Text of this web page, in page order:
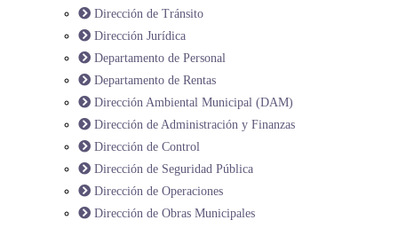
Dirección de Tránsito
Dirección Jurídica
Departamento de Personal
Departamento de Rentas
Dirección Ambiental Municipal (DAM)
Dirección de Administración y Finanzas
Dirección de Control
Dirección de Seguridad Pública
Dirección de Operaciones
Dirección de Obras Municipales